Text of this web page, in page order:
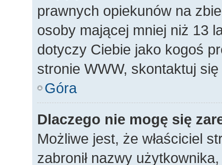
prawnych opiekunów na
osoby mającej mniej niż 13
dotyczy Ciebie jako kogoś
stronie WWW, skontaktuj
Góra
Dlaczego nie mogę się
Możliwe jest, że właściciel
zabronił nazwy